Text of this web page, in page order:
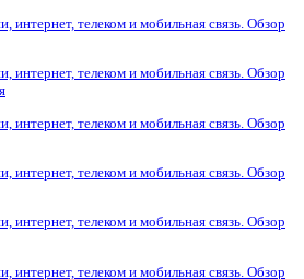
телеком и мобильная связь. Обзор
телеком и мобильная связь. Обзор
телеком и мобильная связь. Обзор
телеком и мобильная связь. Обзор
телеком и мобильная связь. Обзор
телеком и мобильная связь. Обзор